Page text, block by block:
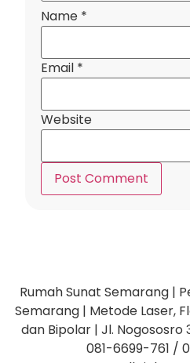
Name *
Email *
Website
Rumah Sunat Semarang |
Semarang | Metode Laser,
dan Bipolar | Jl. Nogososro
081-6699-761 /